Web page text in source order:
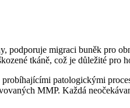
podporuje migraci buněk pro
tkáně, což je důležité pro
patologickými
MMP. Každá